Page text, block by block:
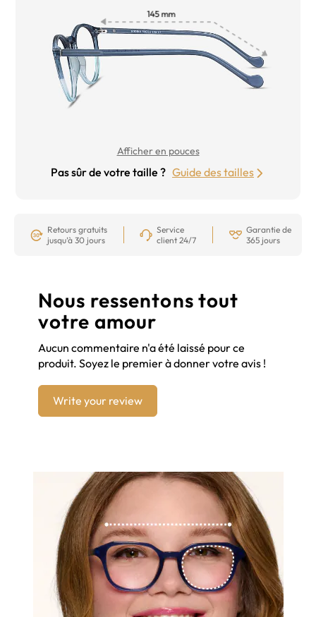
Afficher en pouces
Pas sûr de votre taille ? Guide des tailles
Retours gratuits
jusqu’à 30 jours
Service
client 24/7
Garantie de
365 jours
Nous ressentons tout
votre amour
Aucun commentaire n'a été laissé pour ce
produit. Soyez le premier à donner votre avis !
Write your review